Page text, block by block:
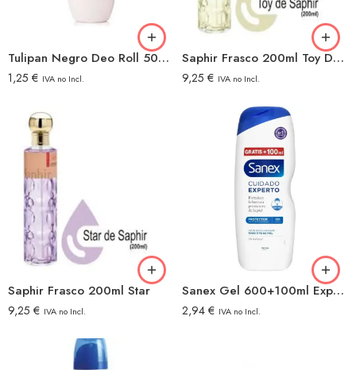
Tulipan Negro Deo Roll 50ml Coco
1,25 € IVA no Incl.
Saphir Frasco 200ml Toy De Saphir
9,25 € IVA no Incl.
Saphir Frasco 200ml Star
9,25 € IVA no Incl.
Sanex Gel 600+100ml Expert Protect
2,94€ IVA no Incl.